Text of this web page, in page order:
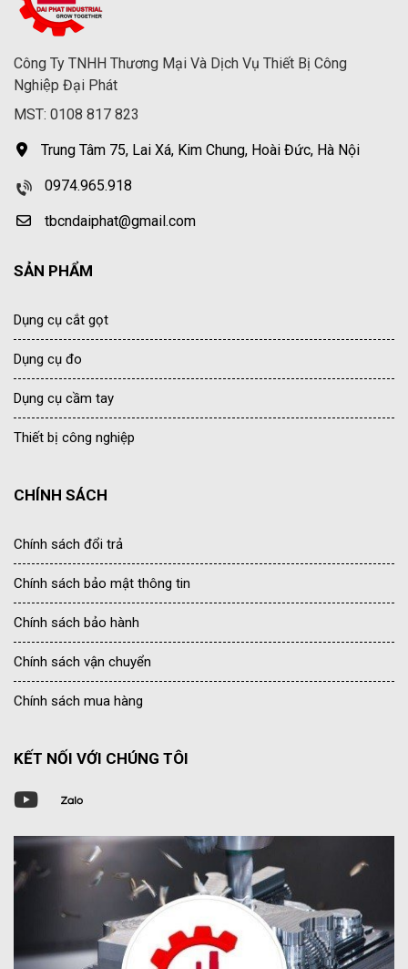
Công Ty TNHH Thương Mại Và Dịch Vụ Thiết Bị Công
Nghiệp Đại Phát
MST: 0108 817 823
Trung Tâm 75, Lai Xá, Kim Chung, Hoài Đức, Hà Nội
0974.965.918
tbcndaiphat@gmail.com
SẢN PHẨM
Dụng cụ cắt gọt
Dụng cụ đo
Dụng cụ cầm tay
Thiết bị công nghiệp
CHÍNH SÁCH
Chính sách đổi trả
Chính sách bảo mật thông tin
Chính sách bảo hành
Chính sách vận chuyển
Chính sách mua hàng
KẾT NỐI VỚI CHÚNG TÔI